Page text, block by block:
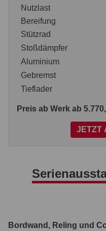
Nutzlast
Bereifung
Stützrad
Stoßdämpfer
Aluminium
Gebremst
Tieflader
Preis ab Werk ab
JETZT
Bordwand, Reling und